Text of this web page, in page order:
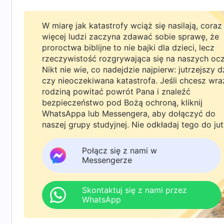
Kościoła Boga Wszechmogącego.
te rzeczy. Przesłał mi oszczerstwa i
„Pastor ostrzegał nas, byśmy nie wierzyli w
dniach ostatecznych w ciele, więc nie
Wszechmogącego”. Jego słowa mnie nie
Wszechmogącego już wcześniej omówili ze
w dniach ostatecznych, co Bóg zaplanował
Jak
zachodzie, tak będzie z przyjściem Syna
zabłyśnie, świeci od jednego krańca nieba
dniu. Ale najpierw musi wiele cierpieć i
Dlatego i wy bądźcie gotowi, bo Syn
. Kiedy Pan Jezus
W miarę jak katastrofy wciąż się nasilają, coraz
więcej ludzi zaczyna zdawać sobie sprawę, że
proroctwa biblijne to nie bajki dla dzieci, lecz
rzeczywistość rozgrywająca się na naszych
Nikt nie wie, co nadejdzie najpierw: jutrzejszy
czy nieoczekiwana katastrofa. Jeśli chcesz
rodziną powitać powrót Pana i znaleźć
bezpieczeństwo pod Bożą ochroną, kliknij
WhatsAppa lub Messengera, aby dołączyć do
naszej grupy studyjnej. Nie odkładaj tego do
Połącz się z nami w
Messengerze
Skontaktuj się z nami przez
WhatsApp